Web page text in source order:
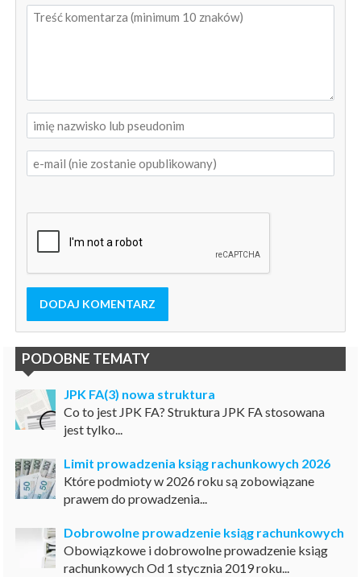
DODAJ KOMENTARZ
PODOBNE TEMATY
JPK FA(3) nowa struktura
Co to jest JPK FA? Struktura JPK FA stosowana
jest tylko...
Limit prowadzenia ksiąg rachunkowych 2026
Które podmioty w 2026 roku są zobowiązane
prawem do prowadzenia...
Dobrowolne prowadzenie ksiąg rachunkowych
Obowiązkowe i dobrowolne prowadzenie ksiąg
rachunkowych Od 1 stycznia 2019 roku...